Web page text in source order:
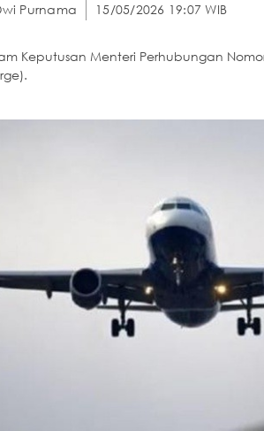
Purnama 15/05/2026 19:07 WIB
Keputusan Menteri Perhubungan